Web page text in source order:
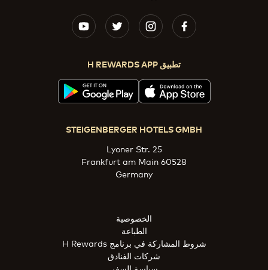
تطبيق H REWARDS APP
STEIGENBERGER HOTELS GMBH
Lyoner Str. 25
60528 Frankfurt am Main
Germany
الخصوصية
الطباعة
شروط المشاركة في برنامج H Rewards
شركات الفنادق